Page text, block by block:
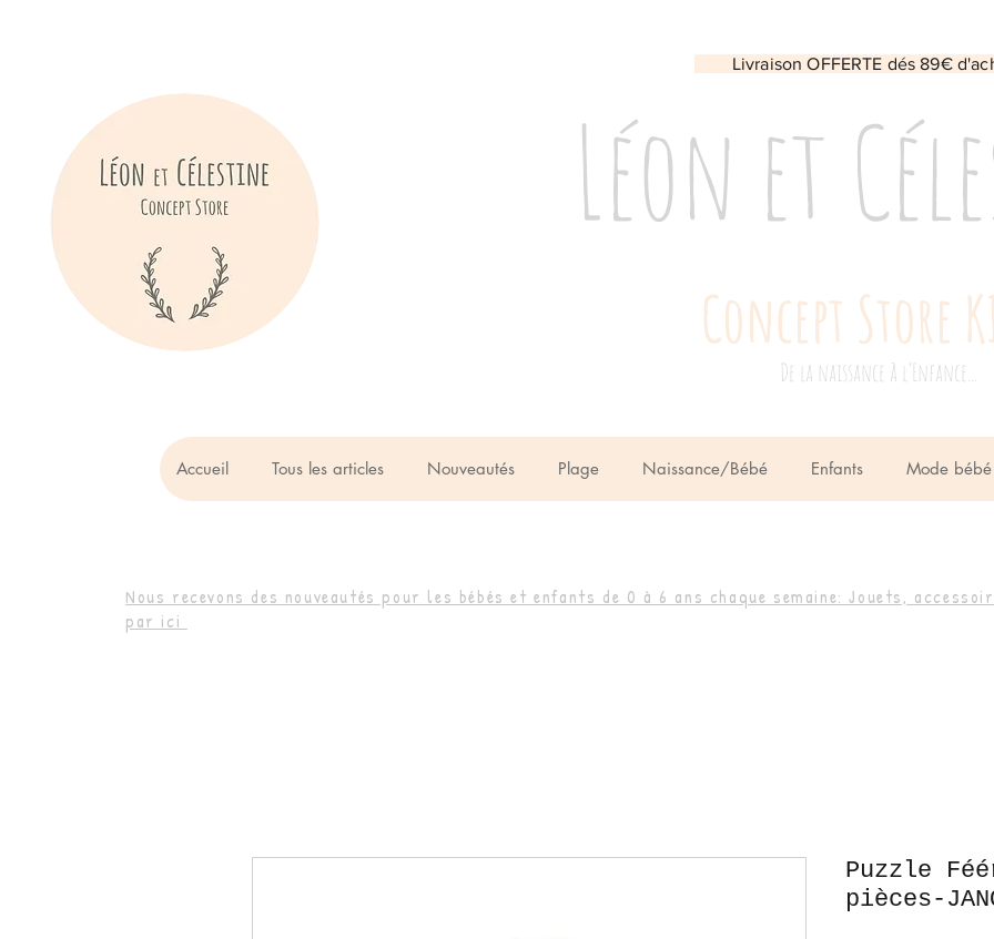
Livraison OFFERTE dés 89€
Léon et
Concept Store
De la naissance à l’Enfance...
Accueil Tous les articles Nouveautés Plage Naissance/Bébé Enfants Mode
Nous recevons des nouveautés pour les bébés et enfants de 0 à 6 ans chaque semaine: Jouets,
par ici
Puzzle
pièces-